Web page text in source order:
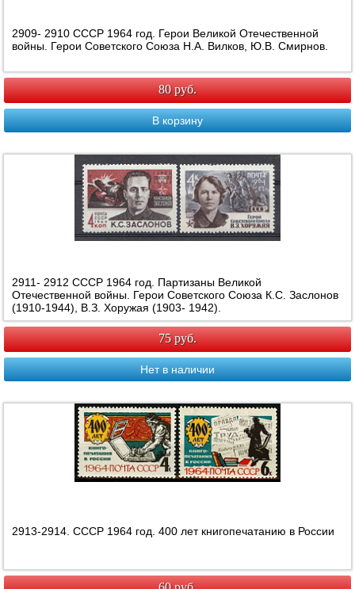
2909- 2910 СССР 1964 год. Герои Великой Отечественной
войны. Герои Советского Союза Н.А. Вилков, Ю.В. Смирнов.
80 руб.
В корзину
2911- 2912 СССР 1964 год. Партизаны Великой
Отечественной войны. Герои Советского Союза К.С. Заслонов
(1910-1944), В.З. Хоружая (1903- 1942).
75 руб.
Нет в наличии
2913-2914. СССР 1964 год. 400 лет книгопечатанию в России